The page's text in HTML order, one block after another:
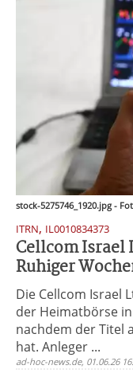
stock-5275746_1920.jpg -
ITRN, IL0010834373
Cellcom Israel
Ruhiger
Die Cellcom Israel
der Heimatbörse
nachdem der Titel
hat. Anleger ...
ad-hoc-news.de, 01.06.26